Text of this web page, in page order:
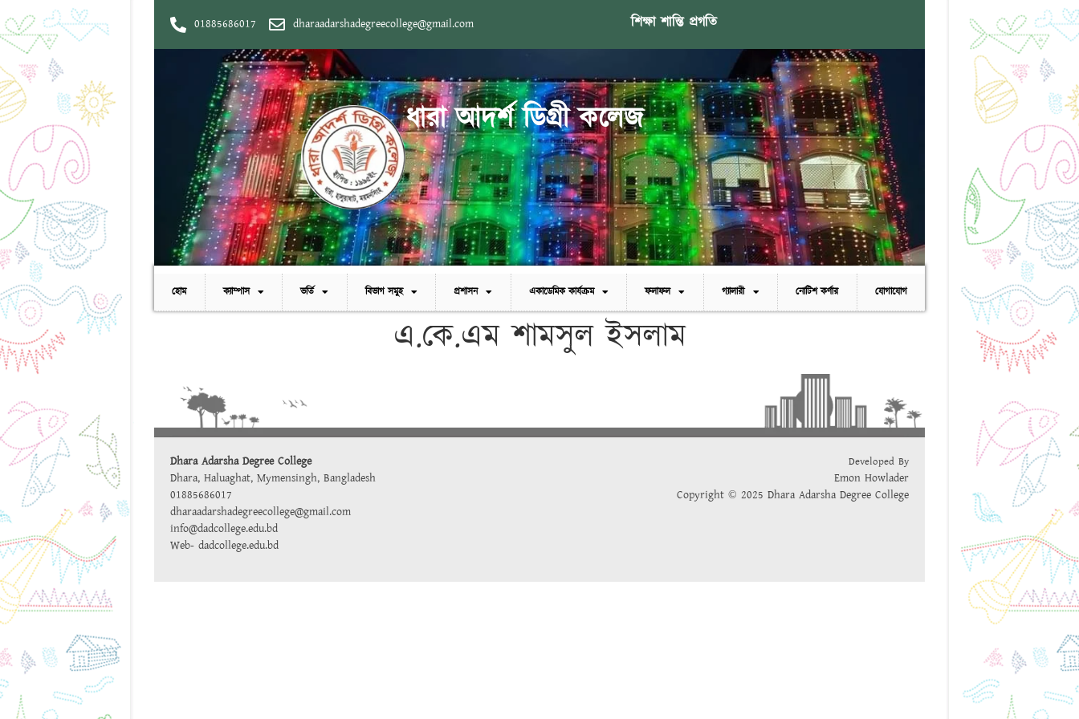
01885686017 dharaadarshadegreecollege@gmail.com শিক্ষা শান্তি প্রগতি
ধারা আদর্শ ডিগ্রী কলেজ
হোম ক্যাম্পাস ভর্তি বিভাগ সমুহ প্রশাসন একাডেমিক কার্যক্রম ফলাফল গ্যালারী নোটিশ কর্ণার যোগাযোগ
এ.কে.এম শামসুল ইসলাম
Dhara Adarsha Degree College
Dhara, Haluaghat, Mymensingh, Bangladesh
01885686017
dharaadarshadegreecollege@gmail.com
info@dadcollege.edu.bd
Web- dadcollege.edu.bd
Developed By
Emon Howlader
Copyright © 2025 Dhara Adarsha Degree College